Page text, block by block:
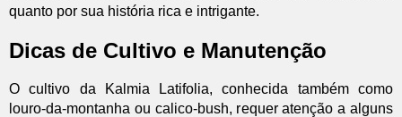
quanto por sua história rica e intrigante.
Dicas de Cultivo e Manutenção
O cultivo da Kalmia Latifolia, conhecida também como
louro-da-montanha ou calico-bush, requer atenção a alguns